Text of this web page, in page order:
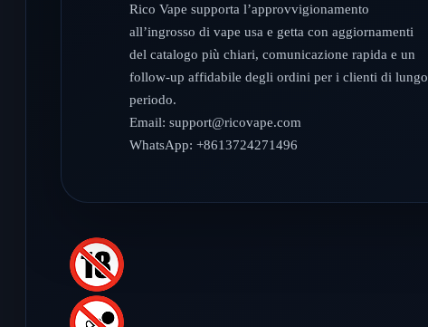
Rico Vape supporta l’approvvigionamento
all’ingrosso di vape usa e getta con aggiornamenti
del catalogo più chiari, comunicazione rapida e un
follow-up affidabile degli ordini per i clienti di lungo
periodo.
Email: support@ricovape.com
WhatsApp: +8613724271496